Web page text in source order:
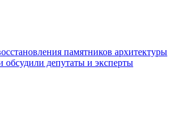
памятников архитектуры
обсудили депутаты и эксперты